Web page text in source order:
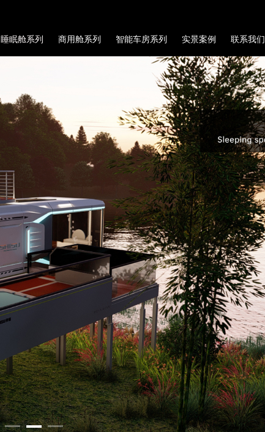
睡眠舱系列 商用舱系列 智能车房系列 实景案例 联系我们